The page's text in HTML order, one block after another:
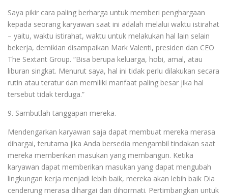
Saya pikir cara paling berharga untuk memberi penghargaan
kepada seorang karyawan saat ini adalah melalui waktu istirahat
– yaitu, waktu istirahat, waktu untuk melakukan hal lain selain
bekerja, demikian disampaikan Mark Valenti, presiden dan CEO
The Sextant Group. “Bisa berupa keluarga, hobi, amal, atau
liburan singkat. Menurut saya, hal ini tidak perlu dilakukan secara
rutin atau teratur dan memiliki manfaat paling besar jika hal
tersebut tidak terduga.”
9. Sambutlah tanggapan mereka.
Mendengarkan karyawan saja dapat membuat mereka merasa
dihargai, terutama jika Anda bersedia mengambil tindakan saat
mereka memberikan masukan yang membangun. Ketika
karyawan dapat memberikan masukan yang dapat mengubah
lingkungan kerja menjadi lebih baik, mereka akan lebih baik Dia
cenderung merasa dihargai dan dihormati. Pertimbangkan untuk